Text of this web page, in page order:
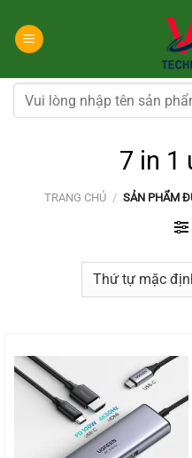
đến
dung
Tìm
kiếm:
7 in 1
TRANG CHỦ / SẢN PHẨM